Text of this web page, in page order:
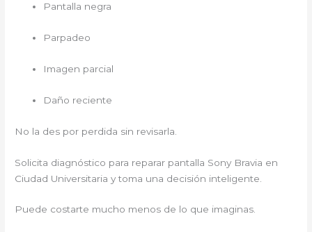
Pantalla negra
Parpadeo
Imagen parcial
Daño reciente
No la des por perdida sin revisarla.
Solicita diagnóstico para reparar pantalla Sony Bravia en
Ciudad Universitaria y toma una decisión inteligente.
Puede costarte mucho menos de lo que imaginas.